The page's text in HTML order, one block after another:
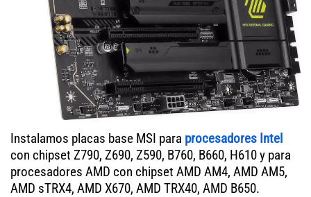
Instalamos placas base MSI para procesadores Intel
con chipset Z790, Z690, Z590, B760, B660, H610 y para
procesadores AMD con chipset AMD AM4, AMD AM5,
AMD sTRX4, AMD X670, AMD TRX40, AMD B650.